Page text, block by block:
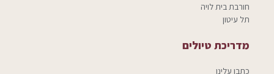
חורבת בית לויה
תל עיטון
מדריכת טיולים
כתבו עלינו